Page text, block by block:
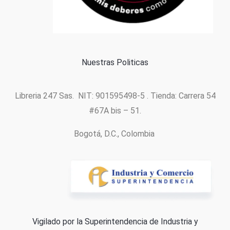
Nuestras Politicas
Libreria 247 Sas. NIT: 901595498-5 . Tienda: Carrera 54
#67A bis – 51.
Bogotá, D.C., Colombia
Vigilado por la Superintendencia de Industria y